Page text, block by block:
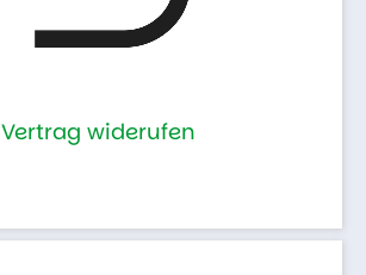
Vertrag widerufen